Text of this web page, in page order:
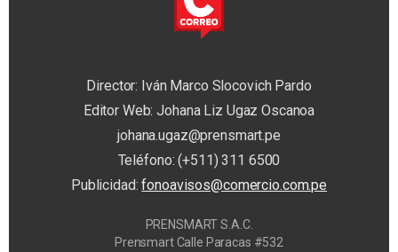
Director: Iván Marco Slocovich Pardo
Editor Web: Johana Liz Ugaz Oscanoa
johana.ugaz@prensmart.pe
Teléfono: (+511) 311 6500
Publicidad:fonoavisos@comercio.com.pe
PRENSMART S.A.C.
Prensmart Calle Paracas #532